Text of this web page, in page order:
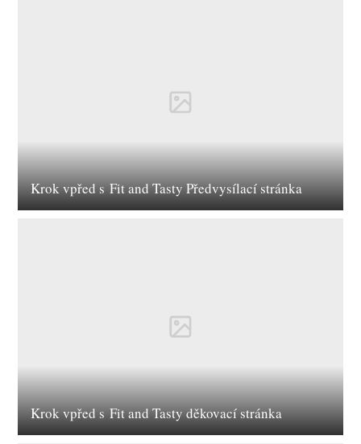
Krok vpřed s Fit and Tasty Předvysílací stránka
Krok vpřed s Fit and Tasty děkovací stránka